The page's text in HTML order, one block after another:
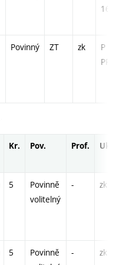
169
Povinný ZT zk
P - 26
PR - 26
Kr. Pov. Prof. Uk.
5
Povinně
volitelný
- zk
5
Povinně
- zk